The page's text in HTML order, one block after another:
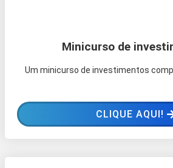
Minicurso de
Um minicurso de investimentos
CLIQUE AQUI!